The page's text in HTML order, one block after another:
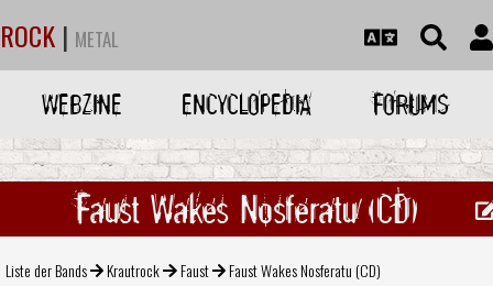
ROCK | METAL
WEBZINE ENCYCLOPEDIA FORUMS
Faust Wakes Nosferatu (CD)
Liste der Bands Krautrock Faust Faust Wakes Nosferatu (CD)